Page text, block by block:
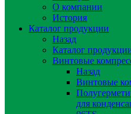
О компании
История
Каталог продукции
Назад
Каталог
Винтовые
Назад
Винтовые
для